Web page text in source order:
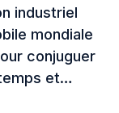
industriel
mondiale
conjuguer
et…